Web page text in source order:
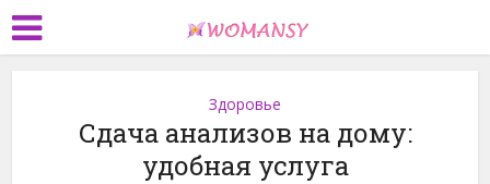
Здоровье
Сдача анализов на дому:
удобная услуга